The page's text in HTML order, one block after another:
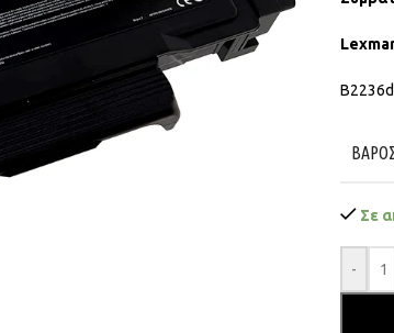
Σε
-